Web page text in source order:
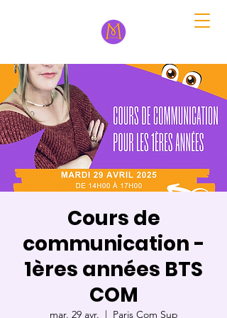
Cours de
communication -
1ères années BTS
COM
mar. 29 avr.
  |
Paris Com Sup